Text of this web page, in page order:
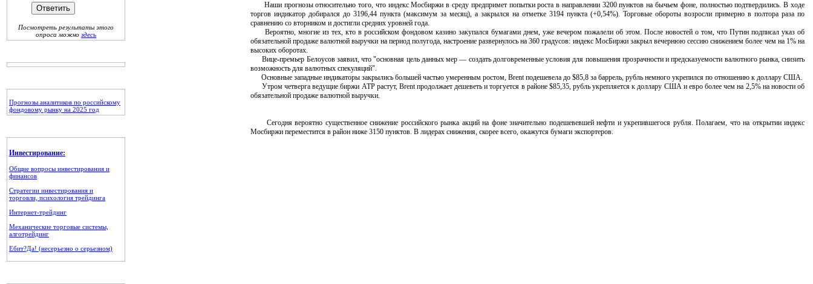
Посмотреть результаты этого
опроса можно здесь
Прогнозы аналитиков по российскому
фондовому рынку на 2025 год
Инвестирование:
Общие вопросы инвестирования и
финансов
Стратегии инвестирования и
торговли, психология трейдинга
Интернет-трейдинг
Механические торговые системы,
алготрейдинг
Ебит?Да! (несерьезно о серьезном)
Наши прогнозы относительно того, что индекс Мосбиржи в среду предпримет попытки роста в направлении 3200 пунктов на бычьем фоне, полностью подтвердились. В ходе
торгов индикатор добирался до 3196,44 пункта (максимум за месяц), а закрылся на отметке 3194 пункта (+0,54%). Торговые обороты возросли примерно в полтора раза по
сравнению со вторником и достигли средних уровней года.
Вероятно, многие из тех, кто в российском фондовом казино закупался бумагами днем, уже вечером пожалели об этом. После новостей о том, что Путин подписал указ об
обязательной продаже валютной выручки на период полугода, настроение развернулось на 360 градусов: индекс МосБиржи закрыл вечернюю сессию снижением более чем на 1% на
высоких оборотах.
Вице-премьер Белоусов заявил, что "основная цель данных мер — создать долговременные условия для повышения прозрачности и предсказуемости валютного рынка, снизить
возможность для валютных спекуляций".
Основные западные индикаторы закрылись большей частью умеренным ростом, Brent подешевела до $85,8 за баррель, рубль немного укрепился по отношению к доллару США.
Утром четверга ведущие биржи АТР растут, Brent продолжает дешеветь и торгуется в районе $85,35, рубль укрепляется к доллару США и евро более чем на 2,5% на новости об
обязательной продаже валютной выручки.
Сегодня вероятно существенное снижение российского рынка акций на фоне значительно подешевевшей нефти и укрепившегося рубля. Полагаем, что на открытии индекс
Мосбиржи переместится в район ниже 3150 пунктов. В лидерах снижения, скорее всего, окажутся бумаги экспортеров.